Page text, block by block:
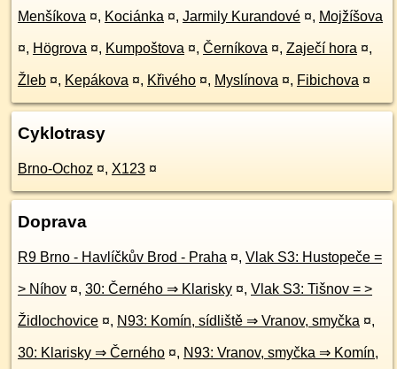
Menšíkova ¤, Kociánka ¤, Jarmily Kurandové ¤, Mojžíšova
¤, Högrova ¤, Kumpoštova ¤, Černíkova ¤, Zaječí hora ¤,
Žleb ¤, Kepákova ¤, Křivého ¤, Myslínova ¤, Fibichova ¤
Cyklotrasy
Brno-Ochoz ¤, X123 ¤
Doprava
R9 Brno - Havlíčkův Brod - Praha ¤, Vlak S3: Hustopeče =
> Níhov ¤, 30: Černého ⇒ Klarisky ¤, Vlak S3: Tišnov = >
Židlochovice ¤, N93: Komín, sídliště ⇒ Vranov, smyčka ¤,
30: Klarisky ⇒ Černého ¤, N93: Vranov, smyčka ⇒ Komín,